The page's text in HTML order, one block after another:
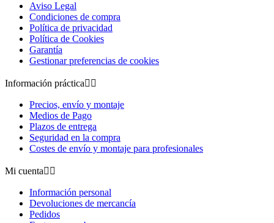
Aviso Legal
Condiciones de compra
Política de privacidad
Política de Cookies
Garantía
Gestionar preferencias de cookies
Información práctica 
Precios, envío y montaje
Medios de Pago
Plazos de entrega
Seguridad en la compra
Costes de envío y montaje para profesionales
Mi cuenta 
Información personal
Devoluciones de mercancía
Pedidos